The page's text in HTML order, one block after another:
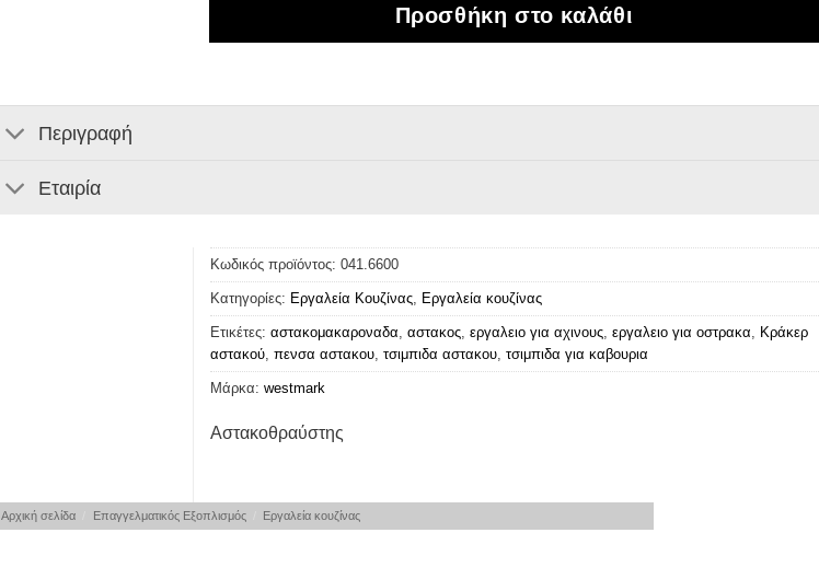
Προσθήκη στο καλάθι
Περιγραφή
Εταιρία
Κωδικός προϊόντος: 041.6600
Κατηγορίες: Εργαλεία Κουζίνας, Εργαλεία κουζίνας
Ετικέτες: αστακομακαροναδα, αστακος, εργαλειο για αχινους, εργαλειο για οστρακα, Κράκερ
αστακού, πενσα αστακου, τσιμπιδα αστακου, τσιμπιδα για καβουρια
Μάρκα: westmark
Αστακοθραύστης
Αρχική σελίδα Επαγγελματικός Εξοπλισμός Εργαλεία κουζίνας